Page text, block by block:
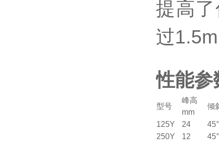
提高
过
性能参
型号
峰高
mm
倾
125Y 24
45°
250Y
12
45°